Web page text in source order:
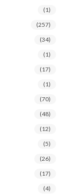
(1)
(257)
(34)
(1)
(17)
(1)
(70)
(48)
(12)
(5)
(26)
(17)
(4)